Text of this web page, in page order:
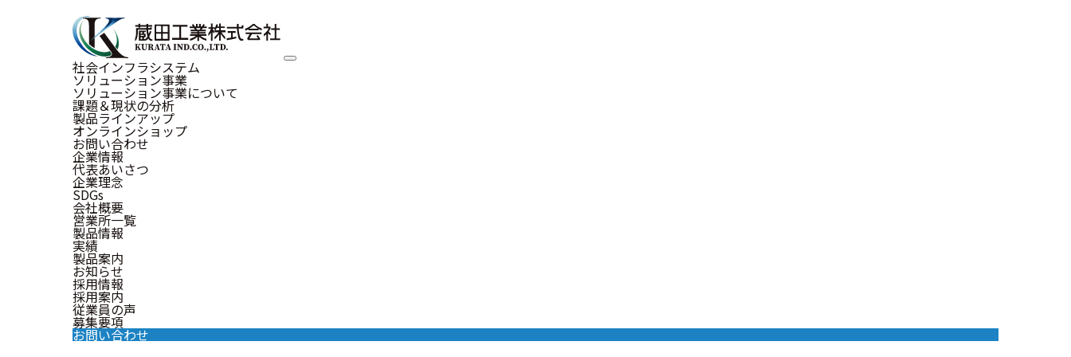
社会インフラシステム
ソリューション事業
ソリューション事業について
課題＆現状の分析
製品ラインアップ
オンラインショップ
お問い合わせ
企業情報
代表あいさつ
企業理念
SDGs
会社概要
営業所一覧
製品情報
実績
製品案内
お知らせ
採用情報
採用案内
従業員の声
募集要項
お問い合わせ